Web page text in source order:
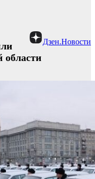
Дзен.Новости
области